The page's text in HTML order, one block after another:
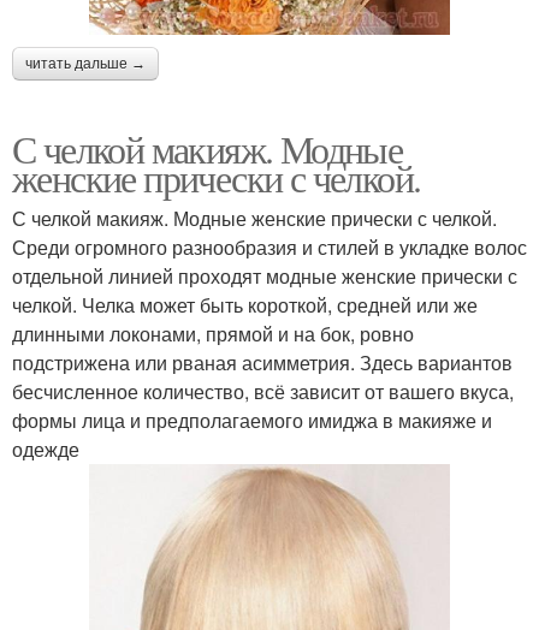
читать дальше →
С челкой макияж. Модные
женские прически с челкой.
С челкой макияж. Модные женские прически с челкой.
Среди огромного разнообразия и стилей в укладке волос
отдельной линией проходят модные женские прически с
челкой. Челка может быть короткой, средней или же
длинными локонами, прямой и на бок, ровно
подстрижена или рваная асимметрия. Здесь вариантов
бесчисленное количество, всё зависит от вашего вкуса,
формы лица и предполагаемого имиджа в макияже и
одежде